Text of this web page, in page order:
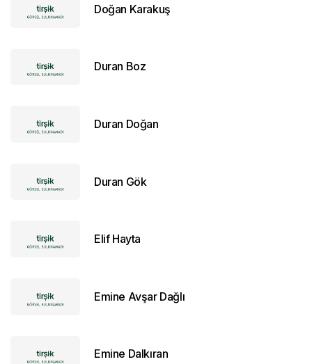
Doğan Karakuş
Duran Boz
Duran Doğan
Duran Gök
Elif Hayta
Emine Avşar Dağlı
Emine Dalkıran